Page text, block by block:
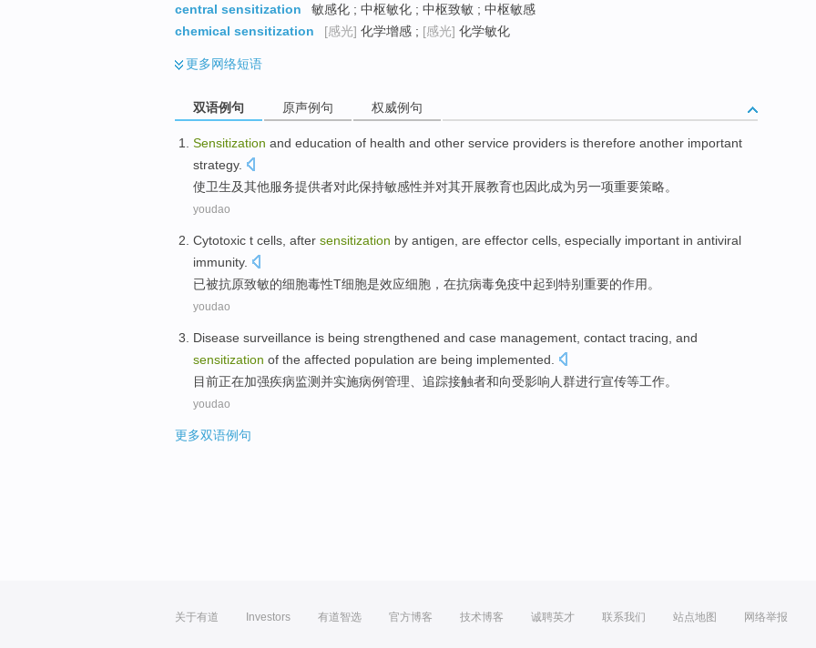
central sensitization
敏感化 ; 中枢敏化 ; 中枢致敏 ; 中枢敏感
chemical sensitization
[感光] 化学增感 ; [感光] 化学敏化
更多网络短语
双语例句 原声例句 权威例句
Sensitization and education of health and other service providers is therefore another important
strategy.
使卫生及其他服务提供者对此保持敏感性并对其开展教育也因此成为另一项重要策略。
youdao
Cytotoxic t cells after sensitization by antigen are effector cells , especially important in antiviral
immunity.
已被抗原致敏的细胞毒性T细胞是效应细胞， 在抗病毒免疫中起到特别重要的作用。
youdao
Disease surveillance is being strengthened and case management contact tracing and
sensitization of the affected population are being implemented
目前正在加强疾病监测 并实施病例管理 追踪接触者和向受影响 人群进行宣传等工作。
youdao
更多双语例句
关于有道 Investors 有道智选 官方博客 技术博客 诚聘英才 联系我们 站点地图 网络举报